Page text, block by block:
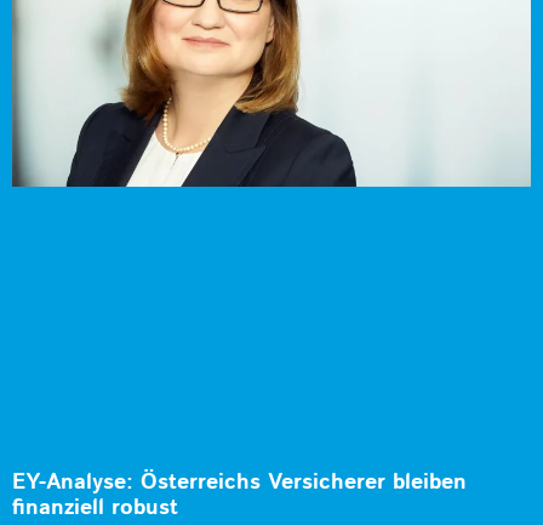
EY-Analyse: Österreichs Versicherer bleiben
finanziell robust